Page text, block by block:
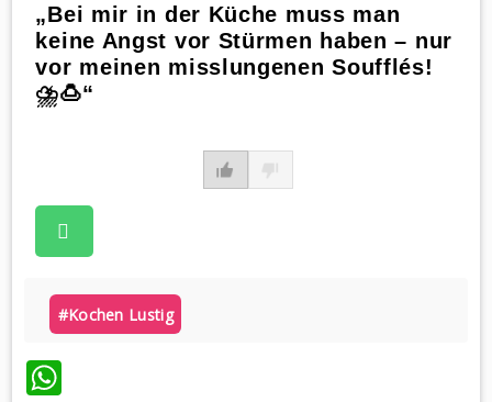
„Bei mir in der Küche muss man
keine Angst vor Stürmen haben – nur
vor meinen misslungenen Soufflés!
⛈️🍮“
#kochen Lustig
WhatsApp